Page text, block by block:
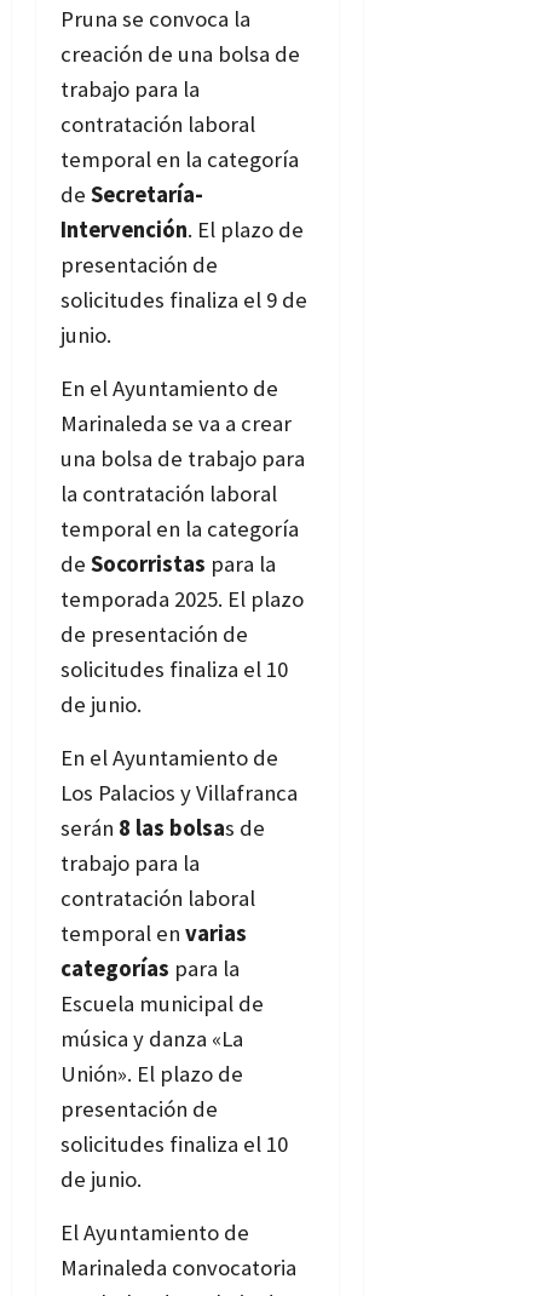
Pruna se convoca la
creación de una bolsa de
trabajo para la
contratación laboral
temporal en la categoría
de Secretaría-
Intervención. El plazo de
presentación de
solicitudes finaliza el 9 de
junio.
En el Ayuntamiento de
Marinaleda se va a crear
una bolsa de trabajo para
la contratación laboral
temporal en la categoría
de Socorristas para la
temporada 2025. El plazo
de presentación de
solicitudes finaliza el 10
de junio.
En el Ayuntamiento de
Los Palacios y Villafranca
serán 8 las bolsas de
trabajo para la
contratación laboral
temporal en varias
categorías para la
Escuela municipal de
música y danza «La
Unión». El plazo de
presentación de
solicitudes finaliza el 10
de junio.
El Ayuntamiento de
Marinaleda convocatoria